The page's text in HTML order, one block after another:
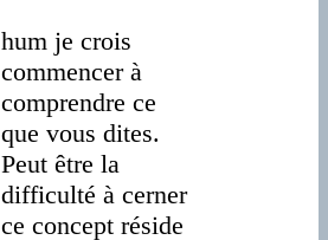
hum je crois
commencer à
comprendre ce
que vous dites.
Peut être la
difficulté à cerner
ce concept réside